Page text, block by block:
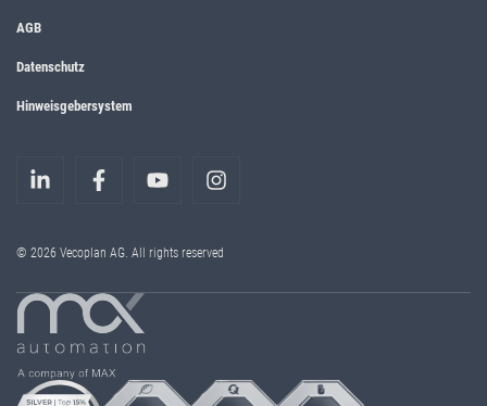
AGB
Datenschutz
Hinweisgebersystem
© 2026 Vecoplan AG. All rights reserved